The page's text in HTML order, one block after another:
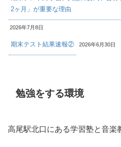
2ヶ月」が重要な理由
2026年7月8日
期末テスト結果速報② 2026年6月30日
勉強をする環境
高尾駅北口にある学習塾と音楽